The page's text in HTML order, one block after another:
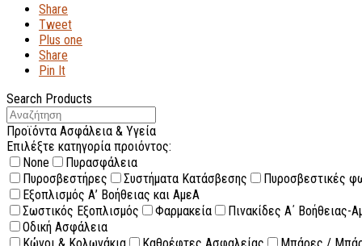
Share
Tweet
Plus one
Share
Pin It
Search Products
Προϊόντα Ασφάλεια & Υγεία
Επιλέξτε κατηγορία προιόντος:
None
Πυρασφάλεια
Πυροσβεστήρες
Συστήματα Κατάσβεσης
Πυροσβεστικές
Εξοπλισμός Α’ Βοήθειας και ΑμεΑ
Σωστικός Εξοπλισμός
Φαρμακεία
Πινακίδες Α΄ Βοήθειας-
Οδική Ασφάλεια